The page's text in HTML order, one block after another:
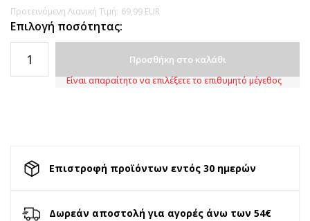
Προτεινόμενη Λιανική Τιμή: 69,99 EUR
Επιλογή ποσότητας:
Προσθήκη στο καλάθι
Είναι απαραίτητο να επιλέξετε το επιθυμητό μέγεθος
Επιστροφή προϊόντων εντός 30 ημερών
Δωρεάν αποστολή για αγορές άνω των 54€